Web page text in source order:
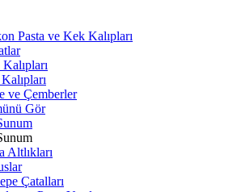
Pasta ve Kek Kalıpları
ve Çemberler
Gör
Altlıkları
Çatalları